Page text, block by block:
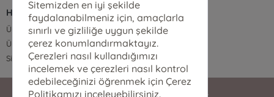
HIZLI ERİŞİM
Üye Ol
Üye Girişi
Sipariş Takip
Sitemizden en iyi şekilde
faydalanabilmeniz için, amaçlarla
sınırlı ve gizliliğe uygun şekilde
çerez konumlandırmaktayız.
Çerezleri nasıl kullandığımızı
incelemek ve çerezleri nasıl kontrol
edebileceğinizi öğrenmek için Çerez
Politikamızı inceleyebilirsiniz.